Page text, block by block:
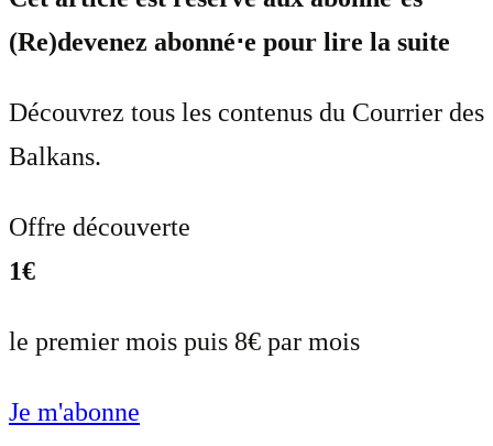
(Re)devenez abonné⋅e pour lire la suite
Découvrez tous les contenus du Courrier des
Balkans.
Offre découverte
1€
le premier mois puis 8€ par mois
Je m'abonne